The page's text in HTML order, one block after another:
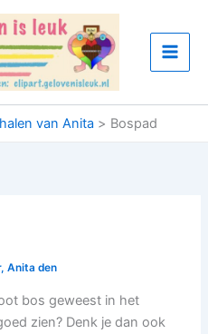
van Anita Bospad
Anita den
bos geweest in het
zien? Denk je dan ook